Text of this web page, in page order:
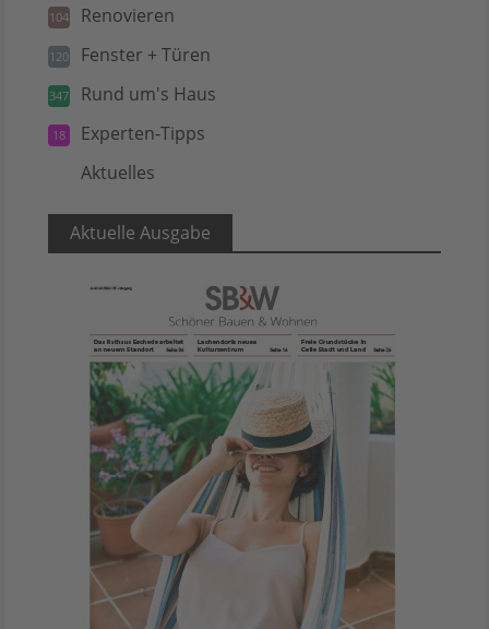
104 Renovieren
120 Fenster + Türen
347 Rund um's Haus
18 Experten-Tipps
Aktuelles
Aktuelle Ausgabe